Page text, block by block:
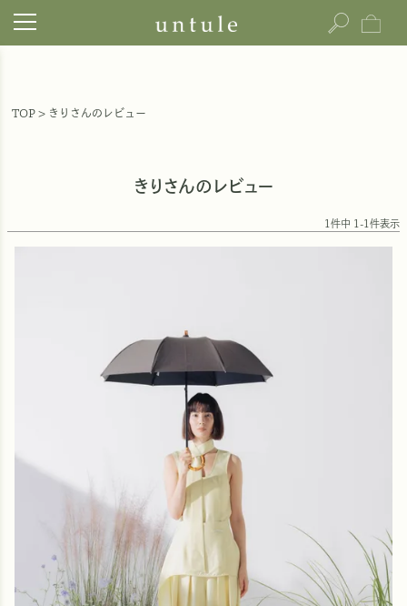
TOP きりさんのレビュー
きりさんのレビュー
1 件中 1 -1 件表示